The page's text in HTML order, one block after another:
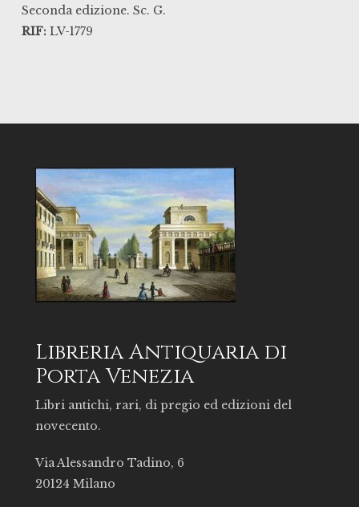
Seconda edizione. Sc. G.
RIF: LV-1779
Libreria Antiquaria di
Porta Venezia
Libri antichi, rari, di pregio ed edizioni del
novecento.
Via Alessandro Tadino, 6
20124 Milano